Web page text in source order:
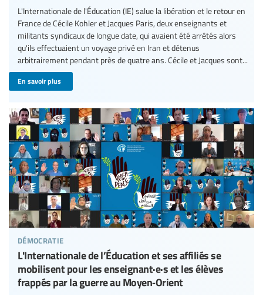
L'Internationale de l'Éducation (IE) salue la libération et le retour en
France de Cécile Kohler et Jacques Paris, deux enseignants et
militants syndicaux de longue date, qui avaient été arrêtés alors
qu'ils effectuaient un voyage privé en Iran et détenus
arbitrairement pendant près de quatre ans. Cécile et Jacques sont...
En savoir plus
démocratie
L'Internationale de l’Éducation et ses affiliés se
mobilisent pour les enseignant·e·s et les élèves
frappés par la guerre au Moyen‑Orient